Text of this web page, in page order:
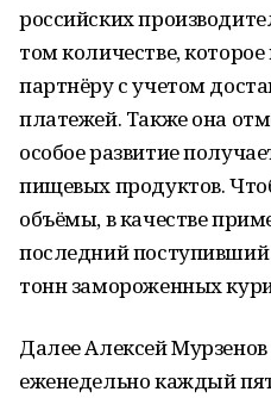
российских
том количестве,
партнёру с учетом
платежей. Также она
особое развитие
пищевых продуктов.
объёмы, в качестве
последний поступивший
тонн замороженных
Далее Алексей Мурзенов
еженедельно каждый